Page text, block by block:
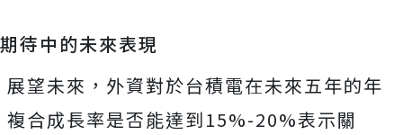
期待中的未來表現
展望未來，外資對於台積電在未來五年的年
複合成長率是否能達到15%-20%表示關